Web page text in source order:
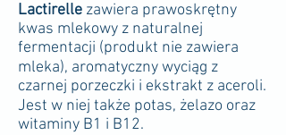
Lactirelle zawiera prawoskrętny
kwas mlekowy z naturalnej
fermentacji (produkt nie zawiera
mleka), aromatyczny wyciąg z
czarnej porzeczki i ekstrakt z aceroli.
Jest w niej także potas, żelazo oraz
witaminy B1 i B12.